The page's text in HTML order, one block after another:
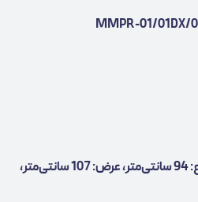
• اندازه محصول (تقریباً): ارتفاع: 94 سانتی‌متر، عرض: 107 سانتی‌متر،